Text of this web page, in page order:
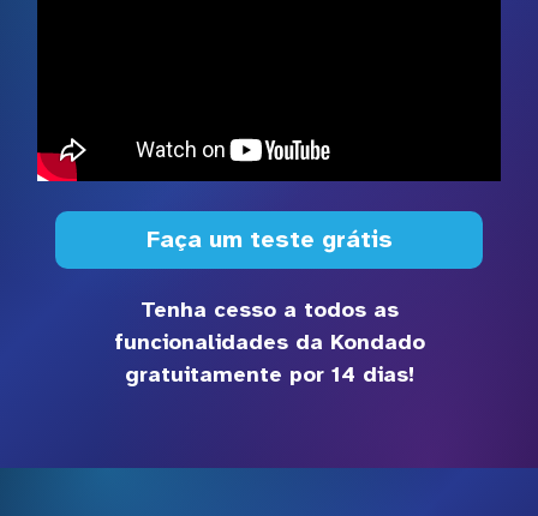
Faça um teste grátis
Tenha cesso a todos as
funcionalidades da Kondado
gratuitamente por 14 dias!